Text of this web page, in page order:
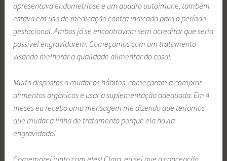
apresentava endometriose e um quadro autoimune, também
estava em uso de medicação contra indicada para o período
gestacional. Ambos já se encontravam sem acreditar que seria
possível engravidarem. Começamos com um tratamento
visando melhorar a qualidade alimentar do casal.
Muito dispostos a mudar os hábitos, começaram a comprar
alimentos orgânicos e usar a suplementação adequada. Em 4
meses eu recebo uma mensagem me dizendo que teríamos
que mudar a linha de tratamento porque ela havia
engravidado!
Comemorei junto com eles! Claro, eu sei que a concepção